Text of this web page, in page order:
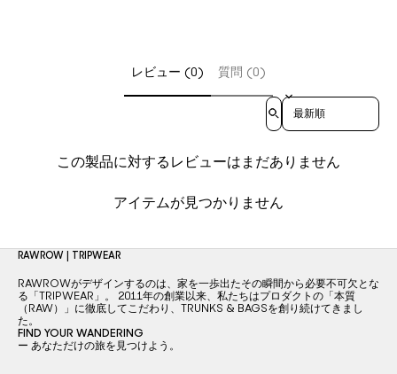
レビュー (0) 質問 (0)
Sort reviews by
この製品に対するレビューはまだありません
アイテムが見つかりません
RAWROW | TRIPWEAR
RAWROWがデザインするのは、家を一歩出たその瞬間から必要不可欠とな
る「TRIPWEAR」。 2011年の創業以来、私たちはプロダクトの「本質
（RAW）」に徹底してこだわり、TRUNKS & BAGSを創り続けてきまし
た。
FIND YOUR WANDERING
ー あなただけの旅を見つけよう。